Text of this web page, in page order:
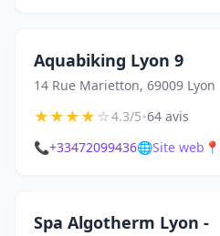
Aquabiking Lyon 9
14 Rue Marietton, 69009 Lyon
★★★★☆4.3/5•64 avis
📞+33472099436🌐Site web 📍
Spa Algotherm Lyon -